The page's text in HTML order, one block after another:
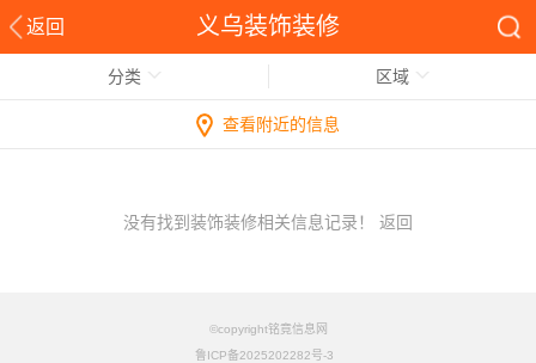
返回 义乌装饰装修
分类 区域
查看附近的信息
没有找到装饰装修相关信息记录！ 返回
©copyright铭竟信息网
鲁ICP备2025202282号-3